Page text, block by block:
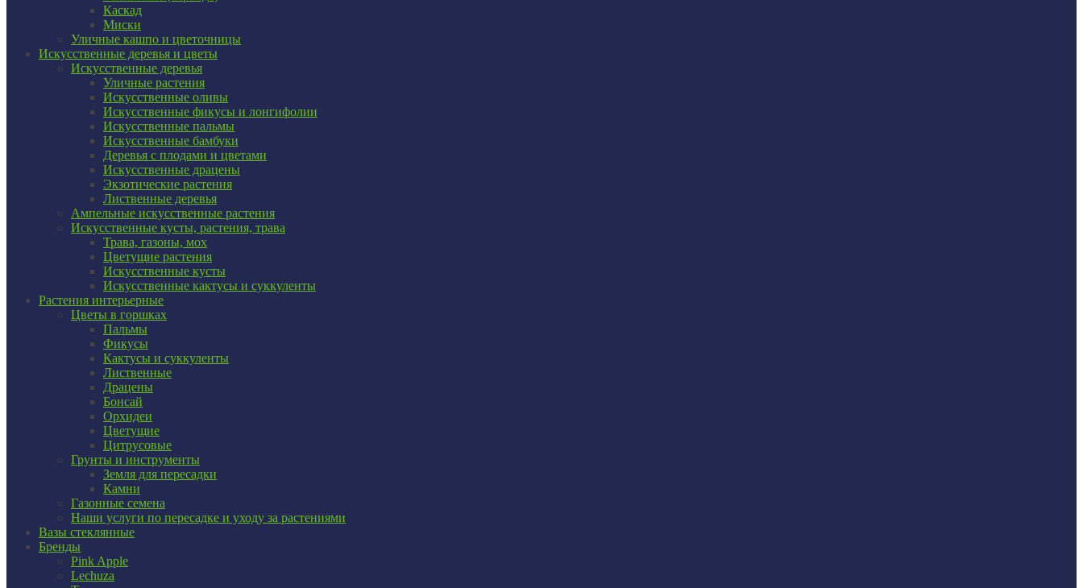
Каскад
Миски
Уличные кашпо и цветочницы
Искусственные деревья и цветы
Искусственные деревья
Уличные растения
Искусственные оливы
Искусственные фикусы и лонгифолии
Искусственные пальмы
Искусственные бамбуки
Деревья с плодами и цветами
Искусственные драцены
Экзотические растения
Лиственные деревья
Ампельные искусственные растения
Искусственные кусты, растения, трава
Трава, газоны, мох
Цветущие растения
Искусственные кусты
Искусственные кактусы и суккуленты
Растения интерьерные
Цветы в горшках
Пальмы
Фикусы
Кактусы и суккуленты
Лиственные
Драцены
Бонсай
Орхидеи
Цветущие
Цитрусовые
Грунты и инструменты
Земля для пересадки
Камни
Газонные семена
Наши услуги по пересадке и уходу за растениями
Вазы стеклянные
Бренды
Pink Apple
Lechuza